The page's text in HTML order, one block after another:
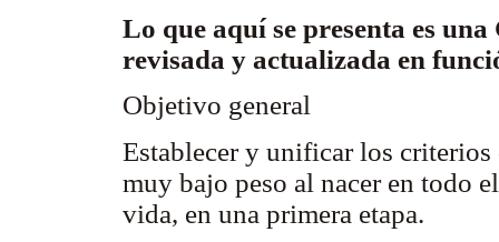
Lo que aquí se presenta es
revisada y actualizada en
Objetivo general
Establecer y unificar los
muy bajo peso al nacer en todo
vida, en una primera etapa.